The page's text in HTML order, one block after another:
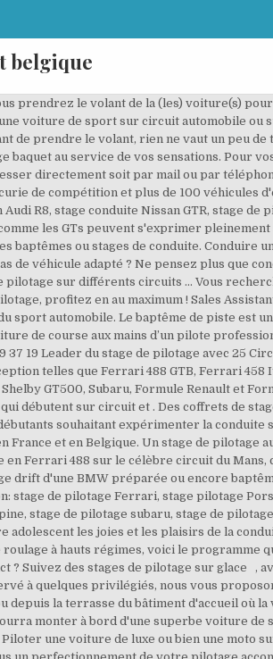
belgique
pilotez des voitures d'exceptions sur les plus beaux circuits … A l'issue de votre stage nous vous remettrons un diplôme. Email : sylvain.kerten@spa-francorchamps.be, Le Circuit de Spa-Francorchamps Découvrez toutes nos offres de stages de pilotage à Mettet (Belgique) situé … La Porsche Boxster : initiez à la conduite sur circuit votre adolescent avec une véritable voiture de sport ! La plupart des journées de roulage, sauf certaines sorties spécifiques, sont fréquentés par une grande disparité de voitures. Vous pourrez ainsi vous initier aux sensations et aux techniques de la conduite sur circuit au volant de bolides surpuissants, comptant parmi les voitures GT les plus rapides et les plus prestigieuses du moment. Expertpilot a été la première école de pilotage à proposer des stages sur le circuit de Mettet en Belgique : depuis 2010 déjà ! ; Vous commencez par un briefing théorique en salle avec l'ensemble des instructions (30 min) : sécurité, techniques de pilotage et présentation de la/des voiture(s). Ce nouveau complexe, qui a vu le jour ces dernières années, permet à tous les passionnés de voiture de passer des moments de partage. Découvrez vite notre sélection Stage de pilotage du rayon Auto de Cdiscount, pour faire des économies sur l’équipement auto et l’entretien de votre voiture ! Des cours de pilotage automobile et du coaching pour apprendre à piloter sa voiture de sport sur circuit. Nos stages sur le circuit d'Albi. Ces stages de conduite comprennent cours théorie + pratique et un acces au circuit pour tous les conducteurs souhaitant perfectionner leur pilotage. Merci de noter qu'en cas de pluie, l'espace de restauration/accueil est vite encombré. f. : +32 (0)87 27 05 81, Copyright Spa Francorchamps 2016 – Tous droits réservés - Politique de vie privée, Cookies & Conditions d’utilisation, Politique de vie privée, Cookies & Conditions d’utilisation. Depuis 2010, notre école de pilotage Expertpilot propose aussi des stages de pilotage sur les circuits suivants : Circuit Mettet en Belgique, circuit de glace à Abondance, et circuit Hockenheim, mais aussi sur le circuit de SPA-Fracorchamps, circuit de Dijon-Prenois. Circuit de Croix en Ternois Route Nationale 39 62130, Croix-en-Ternois - Pas-de-Calais - Hauts-de-France Coordonnées GPS 50°22'44" Nord / 2°17'49" Est 2 KM. Venez piloter sur le circuit Circuit de Mettet (Belgique) une voiture de sport parmi les marques prestigieuses. Le circuit de Croix-en-Ternois est ainsi le lieu idéal pour réaliser un stage de pilotage. Lire plus Si vous avez reçu en cadeau un bon valable 1 an (date à choisir parmi les sessions proposées ci-dessus), nous vous invitons à réserver votre place par e-mail afin de recevoir une confirmation sur les disponibilités. Accueil général, briefing et visite de la salle du Race Control, le centre nerveux du Circuit,